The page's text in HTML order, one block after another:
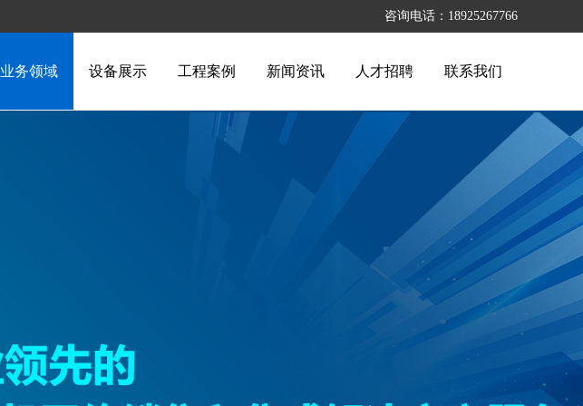
咨询电话：18925267766
业务领域 设备展示 工程案例 新闻资讯 人才招聘 联系我们